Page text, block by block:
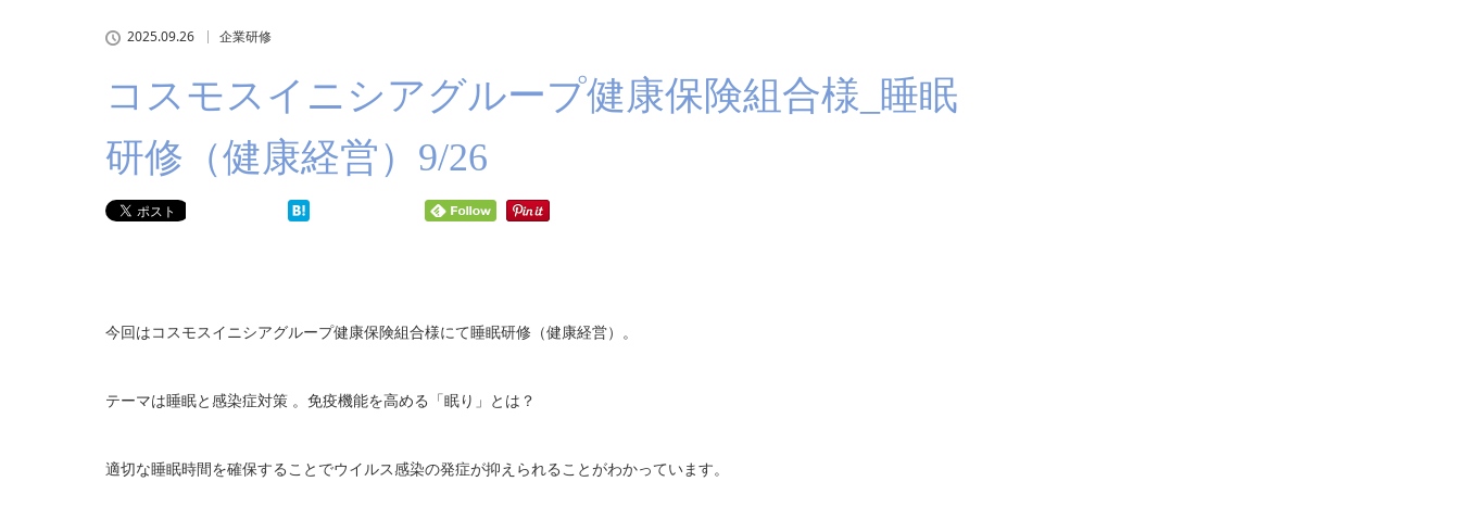
2025.09.26 企業研修
コスモスイニシアグループ健康保険組合様_睡眠
研修（健康経営）9/26
今回はコスモスイニシアグループ健康保険組合様にて睡眠研修（健康経営）。
テーマは睡眠と感染症対策 。免疫機能を高める「眠り」とは？
適切な睡眠時間を確保することでウイルス感染の発症が抑えられることがわかっています。